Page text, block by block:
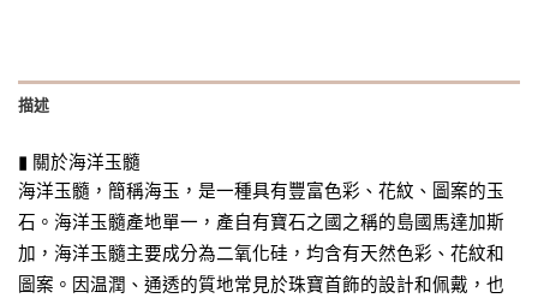
描述
▮ 關於海洋玉髓
海洋玉髓，簡稱海玉，是一種具有豐富色彩、花紋、圖案的玉
石。海洋玉髓產地單一，產自有寶石之國之稱的島國馬達加斯
加，海洋玉髓主要成分為二氧化硅，均含有天然色彩、花紋和
圖案。因温潤、通透的質地常見於珠寶首飾的設計和佩戴，也